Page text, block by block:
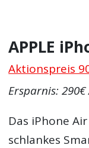
APPLE
Aktionspreis
Ersparnis: 290€
Das iPhone
schlankes